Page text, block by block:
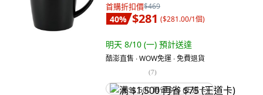
首購折扣價$469
40% $281 ($281.00/1個)
明天 8/10 (一) 預計送達
酷澎直售 ∙ WOW免運 ∙ 免費退貨
(7)
满 $1,500 再省 $75 (王道卡)